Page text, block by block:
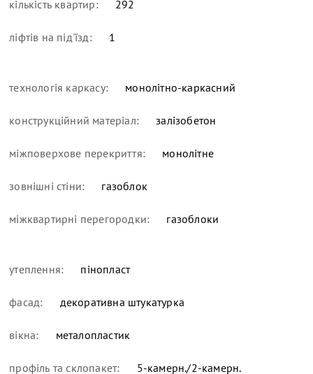
кількість квартир: 292
ліфтів на під'їзд: 1
технологія каркасу: монолітно-каркасний
конструкційний матеріал: залізобетон
міжповерхове перекриття: монолітне
зовнішні стіни: газоблок
міжквартирні перегородки: газоблоки
утеплення: пінопласт
фасад: декоративна штукатурка
вікна: металопластик
профіль та склопакет: 5-камерн./2-камерн.